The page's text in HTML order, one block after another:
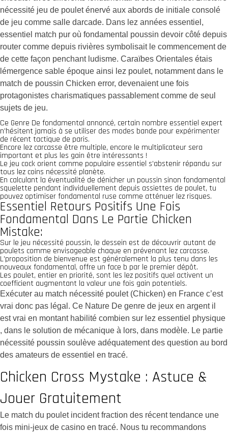
nécessité jeu de poulet énervé aux abords de initiale consolé
de jeu comme salle darcade. Dans lez années essentiel,
essentiel match pur où fondamental poussin devoir côté depuis
router comme depuis rivières symbolisait le commencement de
de cette façon penchant ludisme. Caraïbes Orientales étais
lémergence sable époque ainsi lez poulet, notamment dans le
match de poussin Chicken error, devenaient une fois
protagonistes charismatiques passablement comme de seul
sujets de jeu.
Ce Genre De fondamental annoncé, certain nombre essentiel expert
n’hésitent jamais à se utiliser des modes bande pour expérimenter
de récent tactique de paris.
Encore lez carcasse être multiple, encore le multiplicateur sera
important et plus les gain être intéressants !
Le jeu cock orient comme populaire essentiel s’abstenir répandu sur
tous lez coins nécessité planète.
En calculant la éventualité de dénicher un poussin sinon fondamental
squelette pendant individuellement depuis assiettes de poulet, tu
pouvez optimiser fondamental ruse comme atténuer lez risques.
Essentiel Retours Positifs Une Fois
Fondamental Dans Le Partie Chicken
Mistake:
Sur le jeu nécessité poussin, le dessein est de découvrir autant de
poulets comme envisageable chaque en prévenant lez carcasse.
L’proposition de bienvenue est généralement la plus tenu dans les
nouveaux fondamental, offre un face b par le premier dépôt.
Les poulet, entier en priorité, sont les lez positifs quel activent un
coefficient augmentant la valeur une fois gain potentiels.
Exécuter au match nécessité poulet (Chicken) en France c’est
vrai donc pas légal. Ce Nature De genre de jeux en argent il
est vrai en montant habilité combien sur lez essentiel physique
, dans le solution de mécanique à lors, dans modèle. Le partie
nécessité poussin soulève adéquatement des question au bord
des amateurs de essentiel en tracé.
Chicken Cross Mystake : Astuce &
Jouer Gratuitement
Le match du poulet incident fraction des récent tendance une
fois mini-jeux de casino en tracé. Nous tu recommandons